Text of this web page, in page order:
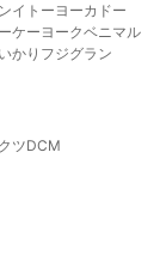
イトーヨーカドー
ケー ヨークベニマル
いかり フジグラン
ツDCM